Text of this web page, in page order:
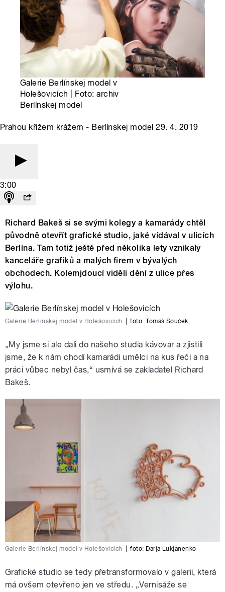
Galerie Berlínskej model v
Holešovicích | Foto: archiv
Berlínskej model
Prahou křížem krážem - Berlínskej model 29. 4. 2019
3:00
Richard Bakeš si se svými kolegy a kamarády chtěl
původně otevřít grafické studio, jaké vídával v ulicích
Berlína. Tam totiž ještě před několika lety vznikaly
kanceláře grafiků a malých firem v bývalých
obchodech. Kolemjdoucí viděli dění z ulice přes
výlohu.
Galerie Berlínskej model v Holešovicích foto:Tomáš Souček
„My jsme si ale dali do našeho studia kávovar a zjistili
jsme, že k nám chodí kamarádi umělci na kus řeči a na
práci vůbec nebyl čas,“ usmívá se zakladatel Richard
Bakeš.
Galerie Berlínskej model v Holešovicích foto: Darja Lukjanenko
Grafické studio se tedy přetransformovalo v galerii, která
má ovšem otevřeno jen ve středu. „Vernisáže se